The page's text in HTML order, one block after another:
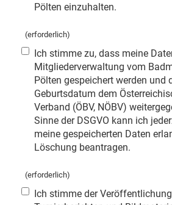
Pölten einzuhalten.
(erforderlich)
Ich stimme zu, dass meine
Mitgliederverwaltung vom
Pölten gespeichert werden und
Geburtsdatum dem
Verband (ÖBV, NÖBV)
Sinne der DSGVO kann ich
meine gespeicherten Daten
Löschung beantragen.
(erforderlich)
Ich stimme der